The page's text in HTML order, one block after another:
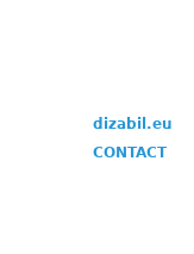
dizabil.eu
CONTACT